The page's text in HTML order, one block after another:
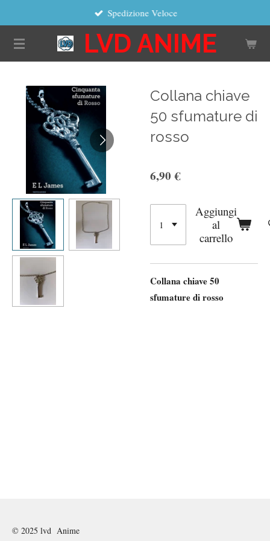
contenuto
principale
LVD ANIME
Spedizione Veloce
Collana chiave
50 sfumature di
rosso
6,90 €
Aggiungi
al
carrello
Collana chiave 50
sfumature di rosso
© 2025 lvd Anime